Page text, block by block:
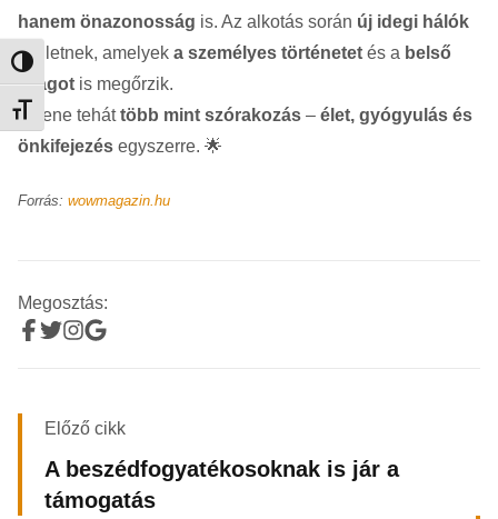
Nagy kontraszt váltása
Betűméret váltása
hanem önazonosság is. Az alkotás során új idegi hálók
születnek, amelyek a személyes történetet és a belső
világot is megőrzik.
A zene teháttöbb mint szórakozás – élet, gyógyulás és
önkifejezés egyszerre. 🌟
Forrás: wowmagazin.hu
Megosztás:
Előző cikk
A beszédfogyatékosoknak is jár a
támogatás